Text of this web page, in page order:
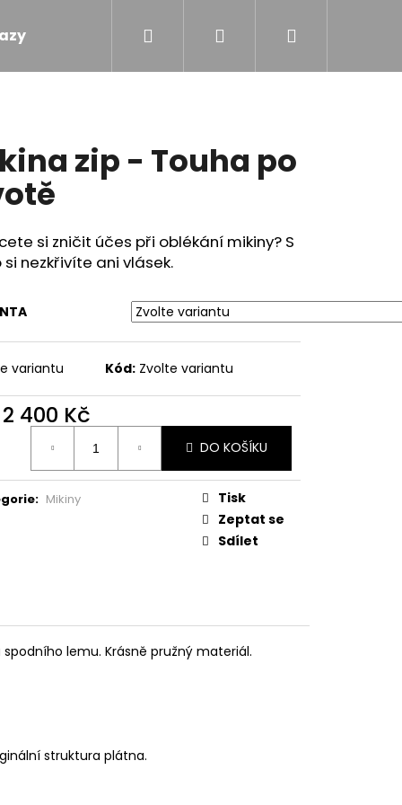
Obchodní podmínky Kontakty
Přihlášení
zip - Touha po
si zničit účes při oblékání mikiny? S
nezkřivíte ani vlásek.
variantu Kód: Zvolte variantu
2 400 Kč
DO KOŠÍKU
: Mikiny
Tisk
Zeptat se
Sdílet
lemu. Krásně pružný materiál.
struktura plátna.